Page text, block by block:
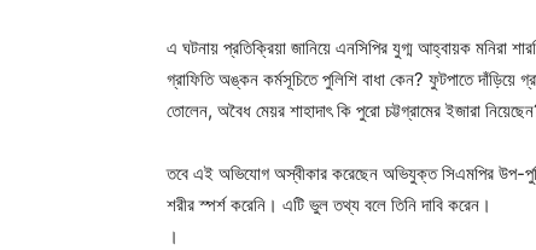
এ ঘটনায় প্রতিক্রিয়া জানিয়ে এনসিপির যুগ্ম আহ্বায়ক মনিরা
গ্রাফিতি অঙ্কন কর্মসূচিতে পুলিশি বাধা কেন? ফুটপাতে
তোলেন, অবৈধ মেয়র শাহাদাৎ কি পুরো চট্টগ্রামের ইজারা
তবে এই অভিযোগ অস্বীকার করেছেন অভিযুক্ত সিএমপির উপ-
শরীর স্পর্শ করেনি। এটি ভুল তথ্য বলে তিনি দাবি করেন।
।